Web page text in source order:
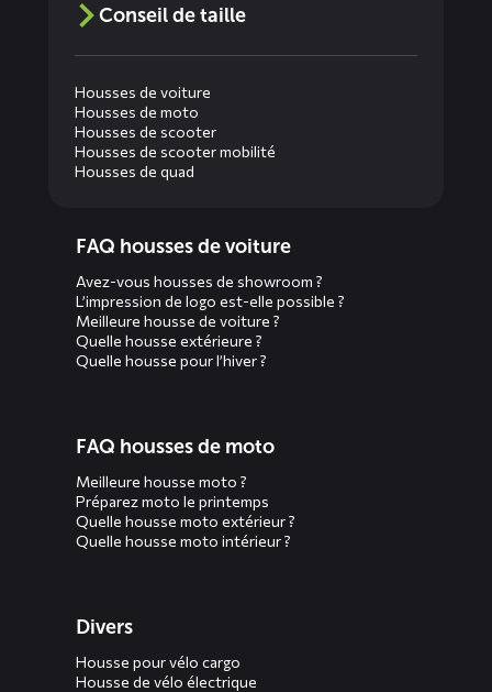
Conseil de taille
Housses de voiture
Housses de moto
Housses de scooter
Housses de scooter mobilité
Housses de quad
menusFAQ housses de voiture
Avez-vous housses de showroom ?
L’impression de logo est-elle possible ?
Meilleure housse de voiture ?
Quelle housse extérieure ?
Quelle housse pour l’hiver ?
FAQ housses de moto
Meilleure housse moto ?
Préparez moto le printemps
Quelle housse moto extérieur ?
Quelle housse moto intérieur ?
Divers
Housse pour vélo cargo
Housse de vélo électrique